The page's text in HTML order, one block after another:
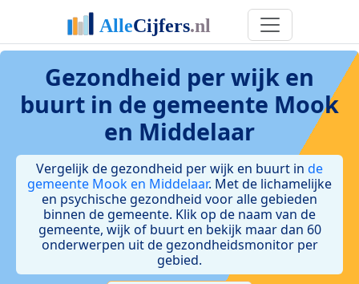
Gezondheid per wijk en
buurt in de gemeente Mook
en Middelaar
Vergelijk de gezondheid per wijk en buurt in de
gemeente Mook en Middelaar. Met de lichamelijke
en psychische gezondheid voor alle gebieden
binnen de gemeente. Klik op de naam van de
gemeente, wijk of buurt en bekijk maar dan 60
onderwerpen uit de gezondheidsmonitor per
gebied.